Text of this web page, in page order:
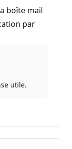
boîte mail
par
utile.